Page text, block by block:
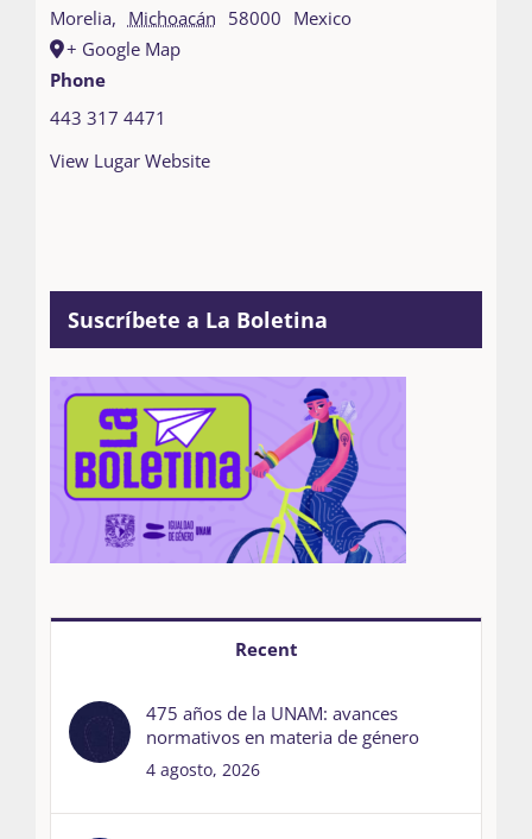
Morelia, Michoacán 58000 Mexico
+ Google Map
Phone
443 317 4471
View Lugar Website
Suscríbete a La Boletina
Recent
475 años de la UNAM: avances
normativos en materia de género
4 agosto, 2026